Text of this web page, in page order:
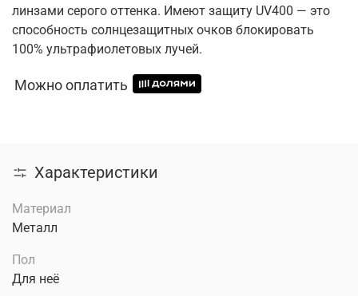
линзами серого оттенка. Имеют защиту UV400 — это
способность солнцезащитных очков блокировать
100% ультрафиолетовых лучей.
Можно оплатить
Характеристики
Материал
Металл
Пол
Для неё